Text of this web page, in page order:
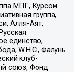
МПГ, Курсом
группа,
Алля-Аят,
единство,
W.H.С., Фалунь
клуб-
союз, Фонд